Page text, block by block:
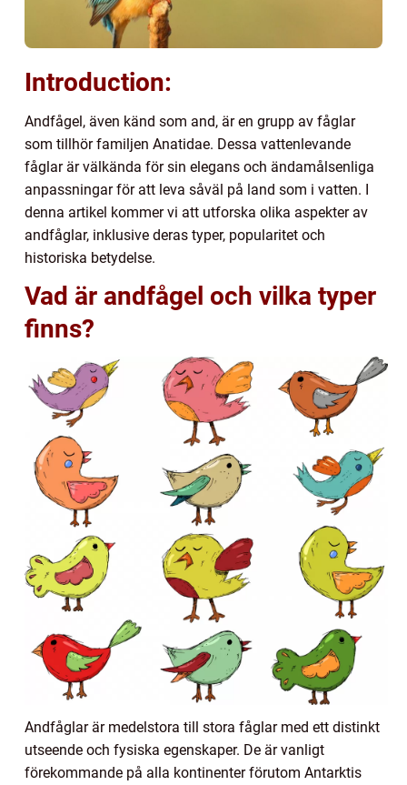
Introduction:
Andfågel, även känd som and, är en grupp av fåglar
som tillhör familjen Anatidae. Dessa vattenlevande
fåglar är välkända för sin elegans och ändamålsenliga
anpassningar för att leva såväl på land som i vatten. I
denna artikel kommer vi att utforska olika aspekter av
andfåglar, inklusive deras typer, popularitet och
historiska betydelse.
Vad är andfågel och vilka typer
finns?
Andfåglar är medelstora till stora fåglar med ett distinkt
utseende och fysiska egenskaper. De är vanligt
förekommande på alla kontinenter förutom Antarktis